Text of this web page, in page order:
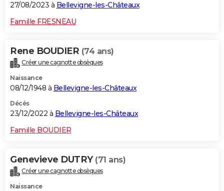
27/08/2023 à Bellevigne-les-Châteaux
Famille FRESNEAU
Rene BOUDIER (74 ans)
Créer une cagnotte obsèques
Naissance
08/12/1948 à Bellevigne-les-Châteaux
Décès
23/12/2022 à Bellevigne-les-Châteaux
Famille BOUDIER
Genevieve DUTRY (71 ans)
Créer une cagnotte obsèques
Naissance